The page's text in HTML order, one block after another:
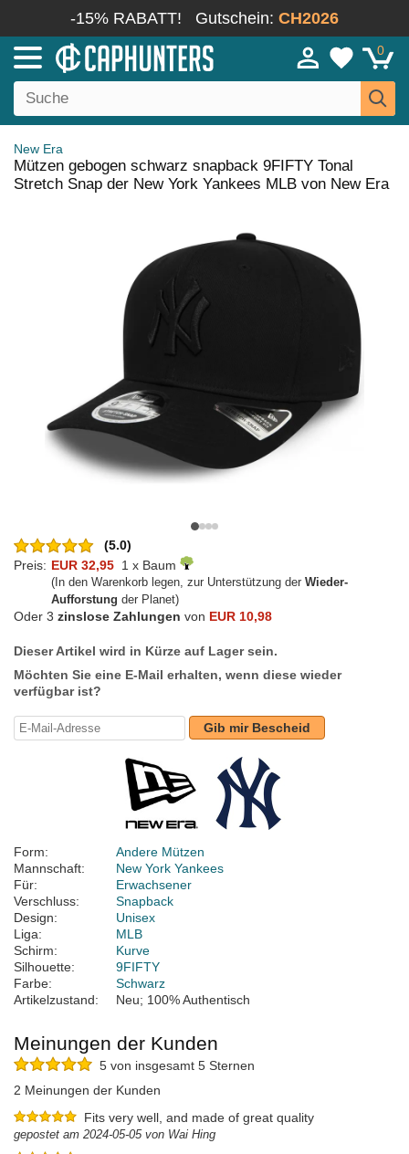
-15% RABATT! Gutschein: CH2026
0
New Era
Mützen gebogen schwarz snapback 9FIFTY Tonal
Stretch Snap der New York Yankees MLB von New Era
(5.0)
Preis: EUR 32,95 1 x Baum
(In den Warenkorb legen, zur Unterstützung der Wieder-
Aufforstung der Planet)
Oder 3 zinslose Zahlungen von EUR 10,98
Dieser Artikel wird in Kürze auf Lager sein.
Möchten Sie eine E-Mail erhalten, wenn diese wieder
verfügbar ist?
Gib mir Bescheid
Form:
Andere Mützen
Mannschaft:
New York Yankees
Für:
Erwachsener
Verschluss:
Snapback
Design:
Unisex
Liga:
MLB
Schirm:
Kurve
Silhouette:
9FIFTY
Farbe:
Schwarz
Artikelzustand:
Neu; 100% Authentisch
Meinungen der Kunden
5 von insgesamt 5 Sternen
2 Meinungen der Kunden
Fits very well, and made of great quality
gepostet am 2024-05-05 von Wai Hing